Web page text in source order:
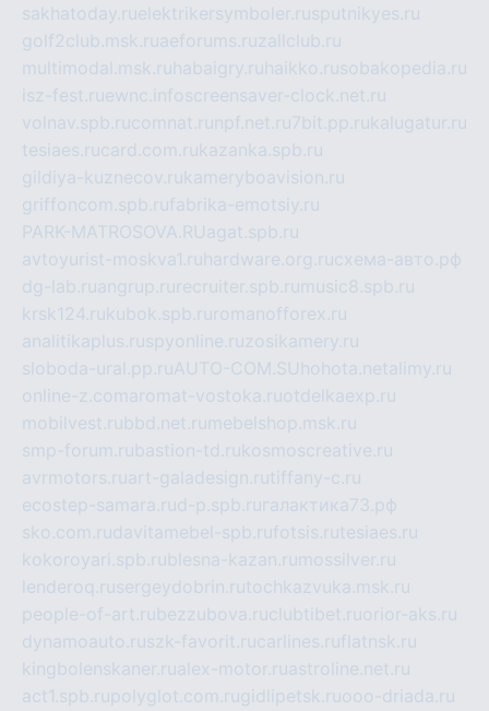
sakhatoday.ruelektrikersymboler.rusputnikyes.ru
golf2club.msk.ruaeforums.ruzallclub.ru
multimodal.msk.ru habaigry.ru haikko.rusobakopedia.ru
isz-fest.ruewnc.infoscreensaver-clock.net.ru
volnav.spb.rucomnat.ru npf.net.ru 7bit.pp.rukalugatur.ru
tesiaes.rucard.com.rukazanka.spb.ru
gildiya-kuznecov.rukameryboavision.ru
griffoncom.spb.rufabrika-emotsiy.ru
PARK-MATROSOVA.RUagat.spb.ru
avtoyurist-moskva1.ru hardware.org.ruсхема-авто.рф
dg-lab.ruangrup.ru recruiter.spb.ru music8.spb.ru
krsk124.rukubok.spb.ru romanofforex.ru
analitikaplus.ruspyonline.ruzosikamery.ru
sloboda-ural.pp.ruAUTO-COM.SU hohota.net alimy.ru
online-z.comaromat-vostoka.ruotdelkaexp.ru
mobilvest.rubbd.net.ru mebelshop.msk.ru
smp-forum.rubastion-td.rukosmoscreative.ru
avrmotors.ruart-galadesign.rutiffany-c.ru
ecostep-samara.rud-p.spb.ru галактика73.рф
sko.com.rudavitamebel-spb.rufotsis.rutesiaes.ru
kokoroyari.spb.rublesna-kazan.ru mossilver.ru
lenderoq.rusergeydobrin.rutochkazvuka.msk.ru
people-of-art.rubezzubova.ruclubtibet.ruorior-aks.ru
dynamoauto.ruszk-favorit.rucarlines.ruflatnsk.ru
kingbolenskaner.rualex-motor.ruastroline.net.ru
act1.spb.rupolyglot.com.rugidlipetsk.ruooo-driada.ru